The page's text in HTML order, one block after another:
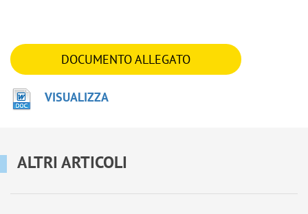
DOCUMENTO ALLEGATO
VISUALIZZA
ALTRI ARTICOLI